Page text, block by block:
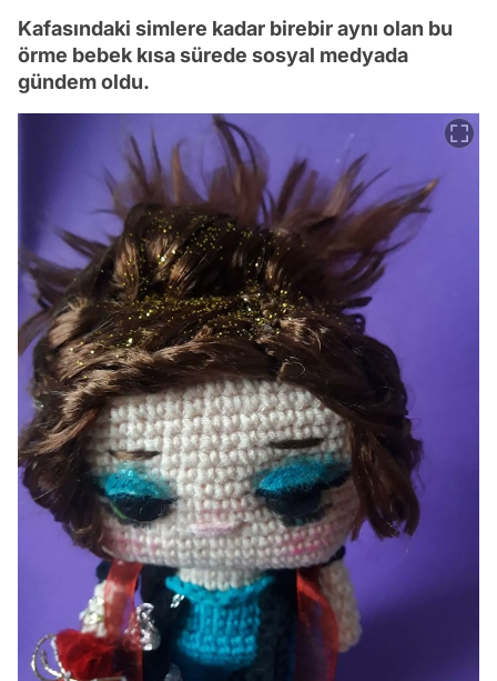
Kafasındaki simlere kadar birebir aynı olan bu
örme bebek kısa sürede sosyal medyada
gündem oldu.